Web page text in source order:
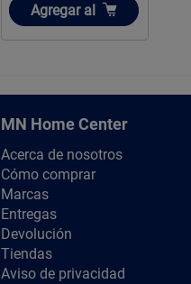
Añadir
Agregar al
MN Home Center
Acerca de nosotros
Cómo comprar
Marcas
Entregas
Devolución
Tiendas
Aviso de privacidad